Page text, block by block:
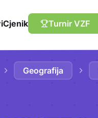
Cjenik Turnir VZF
Geografija